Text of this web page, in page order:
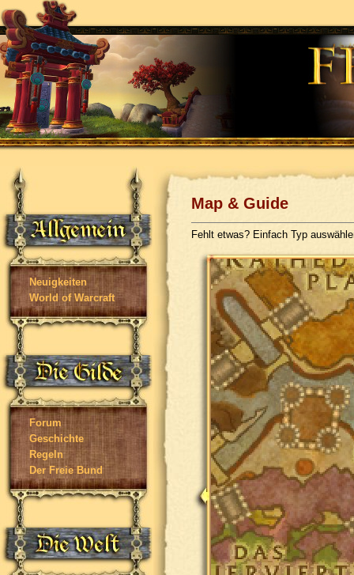
Neuigkeiten
World of Warcraft
Forum
Geschichte
Regeln
Der Freie Bund
Map & Guide
Fehlt etwas? Einfach Typ